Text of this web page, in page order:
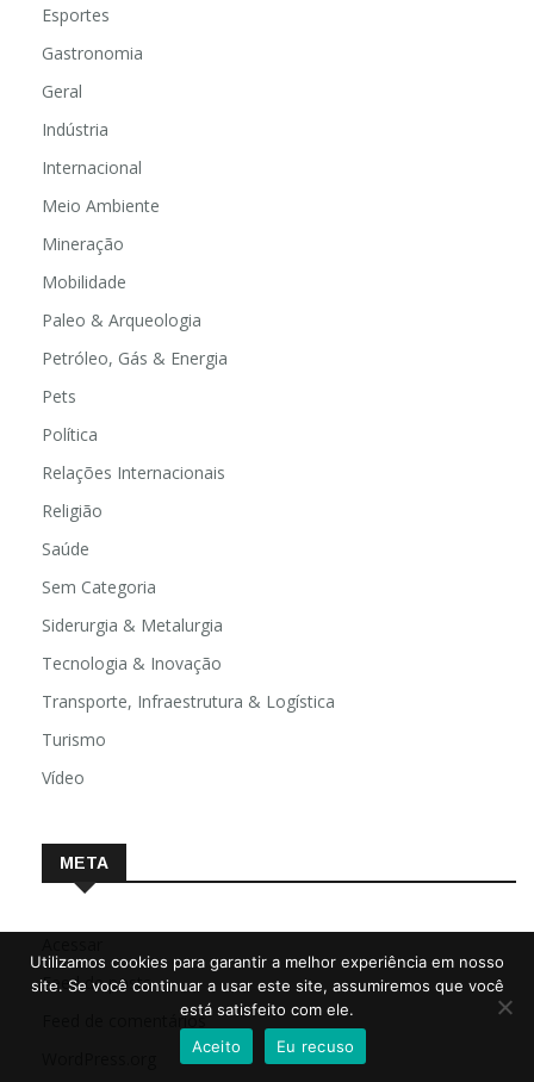
Esportes
Gastronomia
Geral
Indústria
Internacional
Meio Ambiente
Mineração
Mobilidade
Paleo & Arqueologia
Petróleo, Gás & Energia
Pets
Política
Relações Internacionais
Religião
Saúde
Sem Categoria
Siderurgia & Metalurgia
Tecnologia & Inovação
Transporte, Infraestrutura & Logística
Turismo
Vídeo
META
Feed de posts
Feed de comentários
Utilizamos cookies para garantir a melhor experiência em nosso
site. Se você continuar a usar este site, assumiremos que você
está satisfeito com ele.
Aceito
Eu recuso